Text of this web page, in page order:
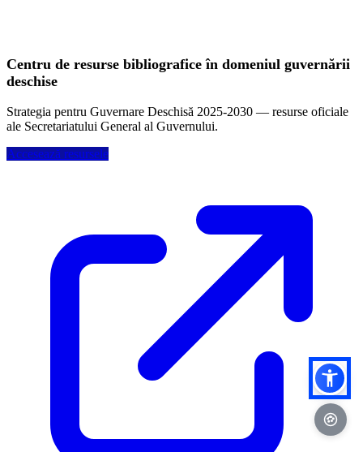
Centru de resurse bibliografice în domeniul guvernării
deschise
Strategia pentru Guvernare Deschisă 2025-2030 — resurse oficiale
ale Secretariatului General al Guvernului.
Accesează resursele